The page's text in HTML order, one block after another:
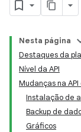
Nesta página
Destaques da
Nível da API
Mudanças na
Instalação de
Backup de
Gráficos